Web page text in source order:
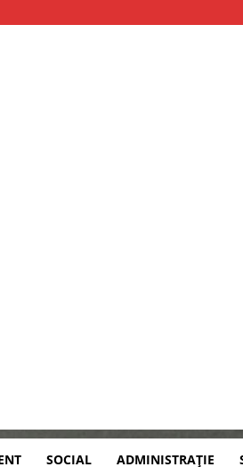
SOCIAL ADMINISTRAȚIE